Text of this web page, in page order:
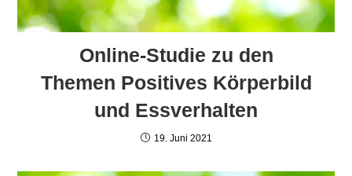
Online-Studie zu den
Themen Positives Körperbild
und Essverhalten
19. Juni 2021